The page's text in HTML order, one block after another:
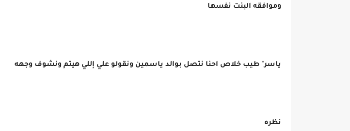
وموافقه البنت نفسها
ياسر" طيب خلاص احنا نتصل بوالد ياسمين ونقولو علي إللي هيتم ونشوف وجهه
نظره